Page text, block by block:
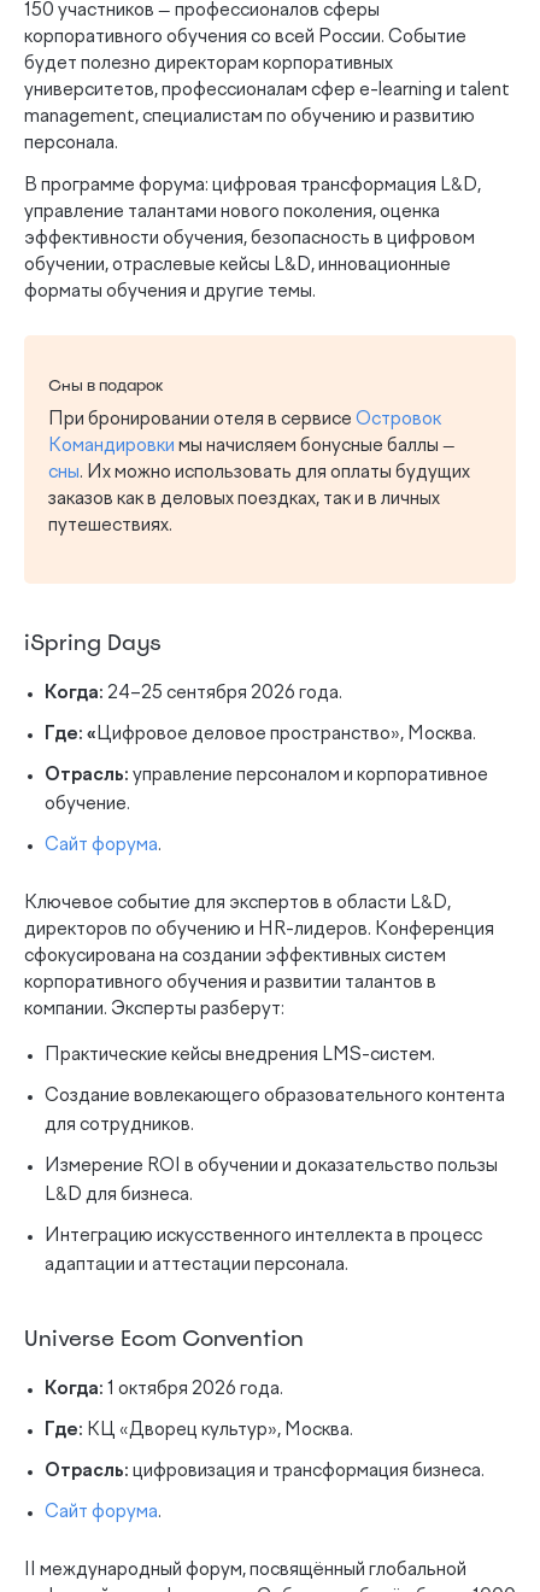
150 участников — профессионалов сферы
корпоративного обучения со всей России. Событие
будет полезно директорам корпоративных
университетов, профессионалам сфер e-learning и talent
management, специалистам по обучению и развитию
персонала.
В программе форума: цифровая трансформация L&D,
управление талантами нового поколения, оценка
эффективности обучения, безопасность в цифровом
обучении, отраслевые кейсы L&D, инновационные
форматы обучения и другие темы.
Сны в подарок
При бронировании отеля в сервисе Островок
Командировки мы начисляем бонусные баллы —
сны. Их можно использовать для оплаты будущих
заказов как в деловых поездках, так и в личных
путешествиях.
iSpring Days
Когда: 24–25 сентября 2026 года.
Где: « Цифровое деловое пространство», Москва.
Отрасль: управление персоналом и корпоративное
обучение.
Сайт форума.
Ключевое событие для экспертов в области L&D,
директоров по обучению и HR-лидеров. Конференция
сфокусирована на создании эффективных систем
корпоративного обучения и развитии талантов в
компании. Эксперты разберут:
Практические кейсы внедрения LMS-систем.
Создание вовлекающего образовательного контента
для сотрудников.
Измерение ROI в обучении и доказательство пользы
L&D для бизнеса.
Интеграцию искусственного интеллекта в процесс
адаптации и аттестации персонала.
Universe Ecom Convention
Когда: 1 октября 2026 года.
Где: КЦ «Дворец культур», Москва.
Отрасль: цифровизация и трансформация бизнеса.
Сайт форума.
II международный форум, посвящённый глобальной